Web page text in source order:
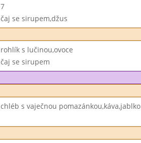
7
čaj se sirupem,džus
rohlík s lučinou,ovoce
čaj se sirupem
chléb s vaječnou pomazánkou,káva,jablko